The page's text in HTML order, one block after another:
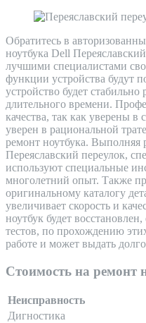
Обратитесь в
ноутбука Dell
лучшими специалистами
функции устройства будут
устройство будет
длительного времени.
качества, так как уверены в
уверен в рациональной
ремонт ноутбука. Выполняя
Переяславский переулок,
используют специальные
многолетний опыт. Также
оригинальному каталогу
увеличивает скорость и
ноутбук будет
тестов, по прохождению
работе и может выдать
Стоимость на ремонт
Неисправность
Дигностика